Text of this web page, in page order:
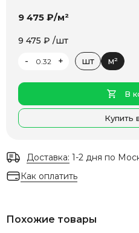
9 475 ₽/м²
9 475 ₽ /шт
-
+ шт м²
В
Купить
Доставка: 1-2 дня по
Как оплатить
Похожие товары